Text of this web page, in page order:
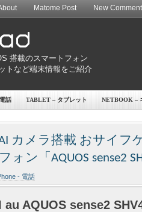
Matome Post New
搭載のスマートフォン
トなど端末情報をご紹介
話 TABLET – タブレット NETBOOK –
カメラ搭載 おサイフ
ォン「AQUOS sense2
- 電話
au AQUOS sense2